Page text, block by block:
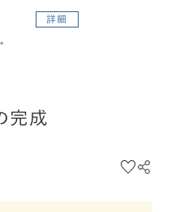
詳細
完成